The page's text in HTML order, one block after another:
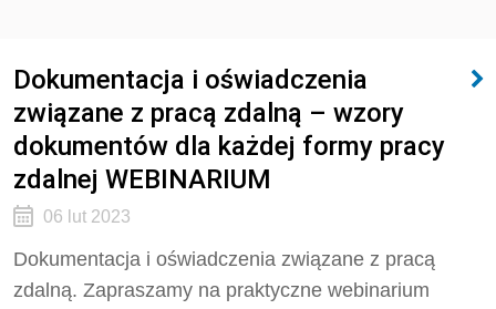
Dokumentacja i oświadczenia
związane z pracą zdalną – wzory
dokumentów dla każdej formy pracy
zdalnej WEBINARIUM
06 lut 2023
Dokumentacja i oświadczenia związane z pracą
zdalną. Zapraszamy na praktyczne webinarium